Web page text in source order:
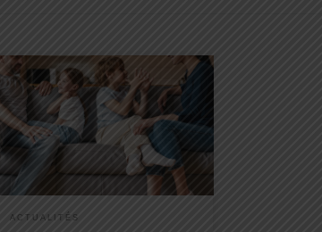
La Discipline Positive® est une
approche éducative conçue par les
Dr. Jane Nelsen et Lynn Lott, qui allie
Fermeté & Bienveillance pour aider les
enfants à devenir responsables,
autonome et qu’ils se sentent bien
dans la société. Les principes
centraux […]
ACTUALITÉS